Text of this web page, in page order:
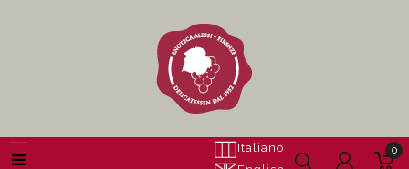
Italiano
0